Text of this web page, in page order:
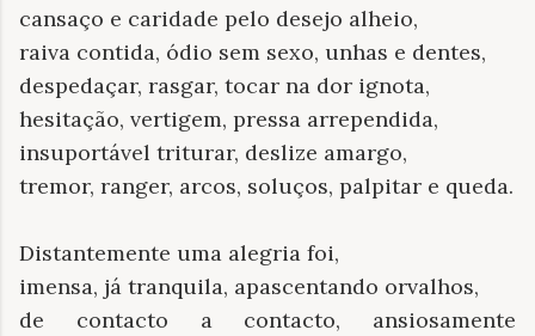
cansaço e caridade pelo desejo alheio,
raiva contida, ódio sem sexo, unhas e dentes,
despedaçar, rasgar, tocar na dor ignota,
hesitação, vertigem, pressa arrependida,
insuportável triturar, deslize amargo,
tremor, ranger, arcos, soluços, palpitar e queda.
Distantemente uma alegria foi,
imensa, já tranquila, apascentando orvalhos,
de contacto a contacto, ansiosamente